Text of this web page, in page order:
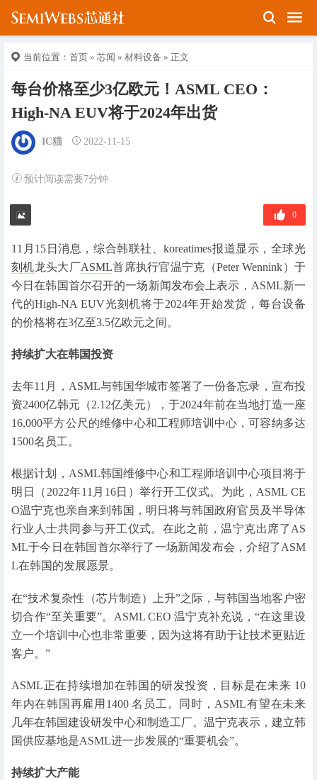
当前位置： 首页 » 芯闻 » 材料设备 » 正文
每台价格至少3亿欧元！ASML CEO：
High-NA EUV将于2024年出货
IC猫 2022-11-15
预计阅读需要7分钟
0
11月15日消息，综合韩联社、koreatimes报道显示，全球光
刻机龙头大厂ASML首席执行官温宁克（Peter Wennink）于
今日在韩国首尔召开的一场新闻发布会上表示，ASML新一
代的High-NA EUV光刻机将于2024年开始发货，每台设备
的价格将在3亿至3.5亿欧元之间。
持续扩大在韩国投资
去年11月，ASML与韩国华城市签署了一份备忘录，宣布投
资2400亿韩元（2.12亿美元），于2024年前在当地打造一座
16,000平方公尺的维修中心和工程师培训中心，可容纳多达
1500名员工。
根据计划，ASML韩国维修中心和工程师培训中心项目将于
明日（2022年11月16日）举行开工仪式。为此，ASML CE
O温宁克也亲自来到韩国，明日将与韩国政府官员及半导体
行业人士共同参与开工仪式。在此之前，温宁克出席了AS
ML于今日在韩国首尔举行了一场新闻发布会，介绍了ASM
L在韩国的发展愿景。
在“技术复杂性（芯片制造）上升”之际，与韩国当地客户密
切合作“至关重要”。ASML CEO 温宁克补充说，“在这里设
立一个培训中心也非常重要，因为这将有助于让技术更贴近
客户。”
ASML正在持续增加在韩国的研发投资，目标是在未来 10
年内在韩国再雇用1400 名员工。同时，ASML有望在未来
几年在韩国建设研发中心和制造工厂。温宁克表示，建立韩
国供应基地是ASML进一步发展的“重要机会”。
持续扩大产能